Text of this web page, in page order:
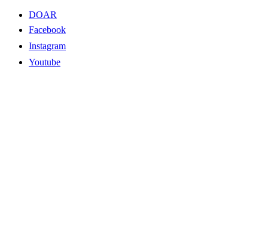
DOAR
Facebook
Instagram
Youtube